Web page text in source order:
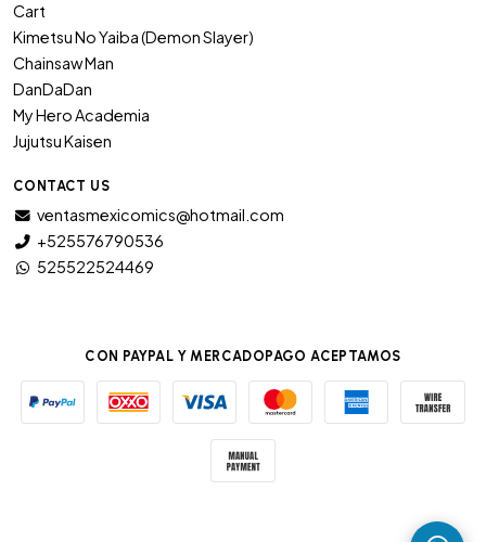
Cart
Kimetsu No Yaiba (Demon Slayer)
Chainsaw Man
DanDaDan
My Hero Academia
Jujutsu Kaisen
CONTACT US
ventasmexicomics@hotmail.com
+525576790536
525522524469
CON PAYPAL Y MERCADOPAGO ACEPTAMOS